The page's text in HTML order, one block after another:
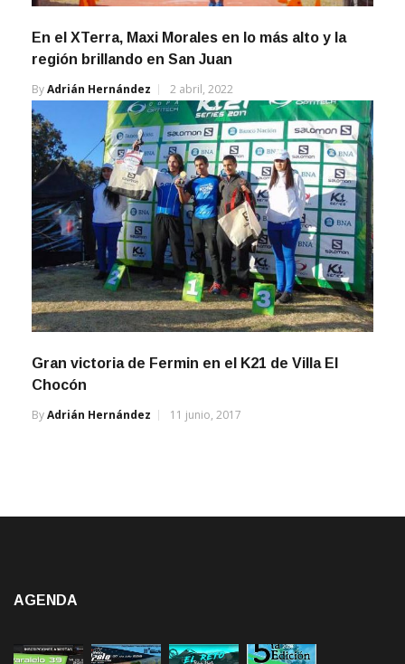
En el XTerra, Maxi Morales en lo más alto y la
región brillando en San Juan
ByAdrián Hernández 2 abril, 2022
Gran victoria de Fermin en el K21 de Villa El
Chocón
ByAdrián Hernández 11 junio, 2017
AGENDA